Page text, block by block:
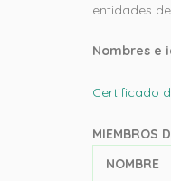
entidades
Nombres e
Certificado
MIEMBROS
NOMBRE